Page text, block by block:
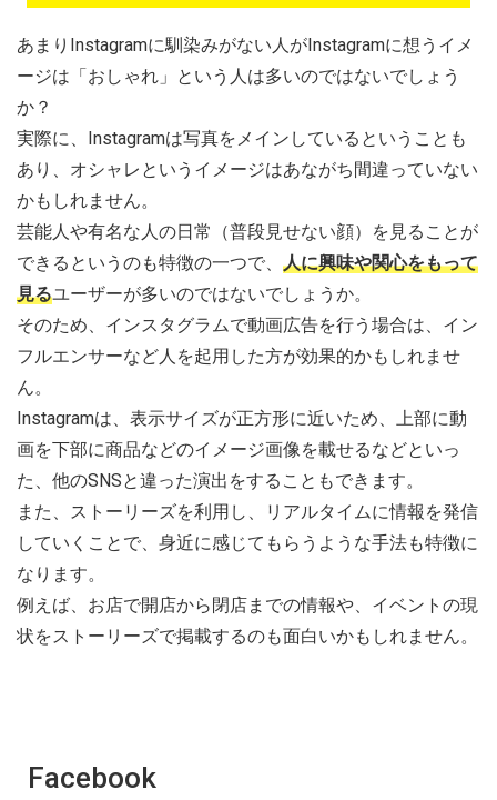
あまりInstagramに馴染みがない人がInstagramに想うイメ
ージは「おしゃれ」という人は多いのではないでしょう
か？
実際に、Instagramは写真をメインしているということも
あり、オシャレというイメージはあながち間違っていない
かもしれません。
芸能人や有名な人の日常（普段見せない顔）を見ることが
できるというのも特徴の一つで、 人に興味や関心をもって
見るユーザーが多いのではないでしょうか。
そのため、インスタグラムで動画広告を行う場合は、イン
フルエンサーなど人を起用した方が効果的かもしれませ
ん。
Instagramは、表示サイズが正方形に近いため、上部に動
画を下部に商品などのイメージ画像を載せるなどといっ
た、他のSNSと違った演出をすることもできます。
また、ストーリーズを利用し、リアルタイムに情報を発信
していくことで、身近に感じてもらうような手法も特徴に
なります。
例えば、お店で開店から閉店までの情報や、イベントの現
状をストーリーズで掲載するのも面白いかもしれません。
Facebook